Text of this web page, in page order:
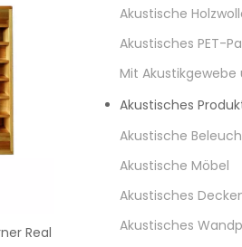
Real
Akustische
Akustisches PET-
Akustisches
Akustische
Akustische Möbel
Akustisches
Akustisches